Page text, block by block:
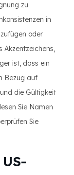
zu
in
oder
Akzentzeichens,
ist, dass ein
Bezug auf
die Gültigkeit
Sie Namen
Sie